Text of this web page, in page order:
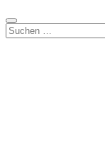
Suchen
nach: